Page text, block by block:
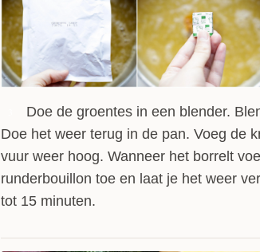
Doe de groentes in een blender.
Doe het weer terug in de pan. Voeg de
vuur weer hoog. Wanneer het borrelt
runderbouillon toe en laat je het weer
tot 15 minuten.